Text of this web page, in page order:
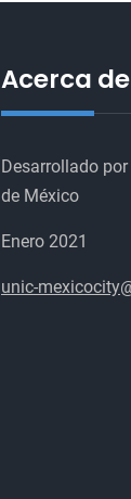
Acerca de
Desarrollado por
de México
Enero 2021
unic-